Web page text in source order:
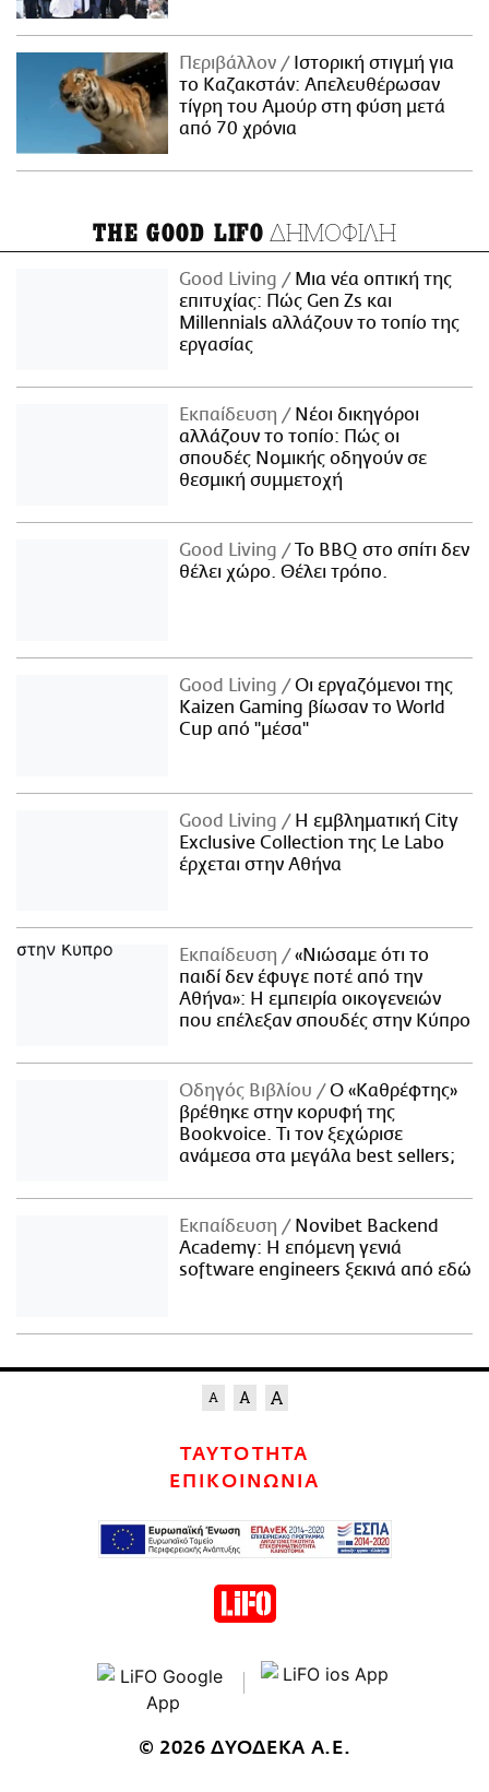
Περιβάλλον
Ιστορική στιγμή για
το Καζακστάν: Απελευθέρωσαν
τίγρη του Αμούρ στη φύση μετά
από 70 χρόνια
THE GOOD LIFO ΔΗΜΟΦΙΛΗ
Good Living
Μια νέα οπτική της
επιτυχίας: Πώς Gen Zs και
Millennials αλλάζουν το τοπίο της
εργασίας
Εκπαίδευση
Νέοι δικηγόροι
αλλάζουν το τοπίο: Πώς οι
σπουδές Νομικής οδηγούν σε
θεσμική συμμετοχή
Good Living
Το BBQ στο σπίτι δεν
θέλει χώρο. Θέλει τρόπο.
Good Living
Οι εργαζόμενοι της
Kaizen Gaming βίωσαν το World
Cup από "μέσα"
Good Living
Η εμβληματική City
Exclusive Collection της Le Labo
έρχεται στην Αθήνα
Εκπαίδευση
«Νιώσαμε ότι το
παιδί δεν έφυγε ποτέ από την
Αθήνα»: Η εμπειρία οικογενειών
που επέλεξαν σπουδές στην Κύπρο
Οδηγός Βιβλίου
Ο «Καθρέφτης»
βρέθηκε στην κορυφή της
Bookvoice. Τι τον ξεχώρισε
ανάμεσα στα μεγάλα best sellers;
Εκπαίδευση
Novibet Backend
Academy: Η επόμενη γενιά
software engineers ξεκινά από εδώ
ΤΑΥΤΟΤΗΤΑ
ΕΠΙΚΟΙΝΩΝΙΑ
© 2026 ΔΥΟΔΕΚΑ Α.Ε.